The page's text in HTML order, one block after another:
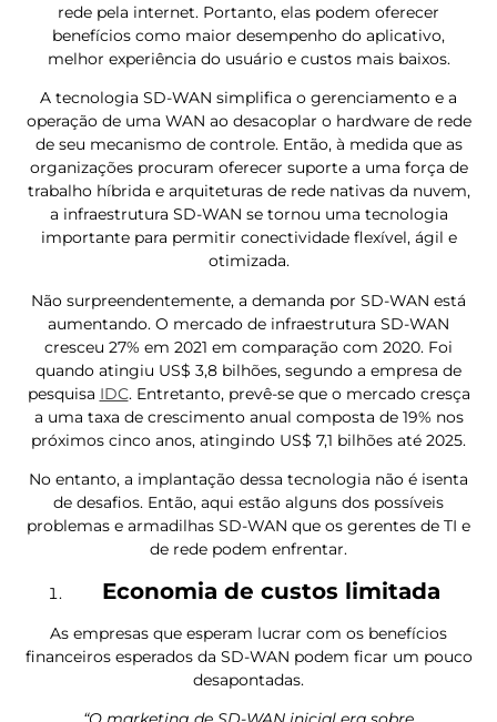
rede pela internet. Portanto, elas podem oferecer
benefícios como maior desempenho do aplicativo,
melhor experiência do usuário e custos mais baixos.
A tecnologia SD-WAN simplifica o gerenciamento e a
operação de uma WAN ao desacoplar o hardware de rede
de seu mecanismo de controle. Então, à medida que as
organizações procuram oferecer suporte a uma força de
trabalho híbrida e arquiteturas de rede nativas da nuvem,
a infraestrutura SD-WAN se tornou uma tecnologia
importante para permitir conectividade flexível, ágil e
otimizada.
Não surpreendentemente, a demanda por SD-WAN está
aumentando. O mercado de infraestrutura SD-WAN
cresceu 27% em 2021 em comparação com 2020. Foi
quando atingiu US$ 3,8 bilhões, segundo a empresa de
pesquisa IDC. Entretanto, prevê-se que o mercado cresça
a uma taxa de crescimento anual composta de 19% nos
próximos cinco anos, atingindo US$ 7,1 bilhões até 2025.
No entanto, a implantação dessa tecnologia não é isenta
de desafios. Então, aqui estão alguns dos possíveis
problemas e armadilhas SD-WAN que os gerentes de TI e
de rede podem enfrentar.
Economia de custos limitada
As empresas que esperam lucrar com os benefícios
financeiros esperados da SD-WAN podem ficar um pouco
desapontadas.